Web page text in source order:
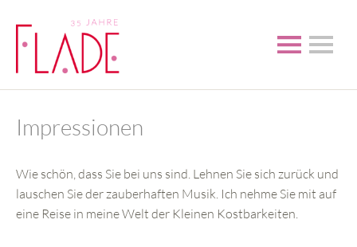
Impressionen
Wie schön, dass Sie bei uns sind. Lehnen Sie sich zurück und
lauschen Sie der zauberhaften Musik. Ich nehme Sie mit auf
eine Reise in meine Welt der Kleinen Kostbarkeiten.